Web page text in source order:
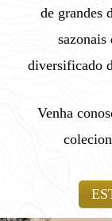
de grandes
sazonais
diversificado
Venha